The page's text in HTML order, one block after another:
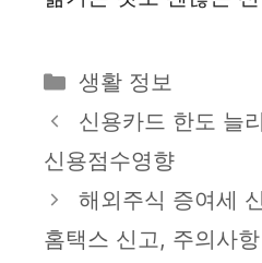
카
테
리
생활 정보
신용카드 한도 늘
신용점수영향
해외주식 증여세
홈택스 신고, 주의사항